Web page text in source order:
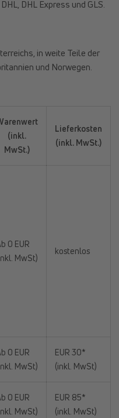
DHL Express und GLS.
in weite Teile der
und Norwegen.
(inkl.
MwSt.)
Lieferkosten
(inkl. MwSt.)
0 EUR
MwSt)
kostenlos
0 EUR
MwSt)
EUR 30*
(inkl. MwSt)
0 EUR
MwSt)
EUR 85*
(inkl. MwSt)